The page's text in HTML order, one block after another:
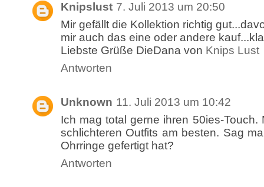
Knipslust 7. Juli 2013 um 20:50
Mir gefällt die Kollektion richtig
mir auch das eine oder andere
Liebste Grüße DieDana von Knips Lust
Antworten
Unknown 11. Juli 2013 um 10:42
Ich mag total gerne ihren 50ies-
schlichteren Outfits am besten. Sag
Ohrringe gefertigt hat?
Antworten